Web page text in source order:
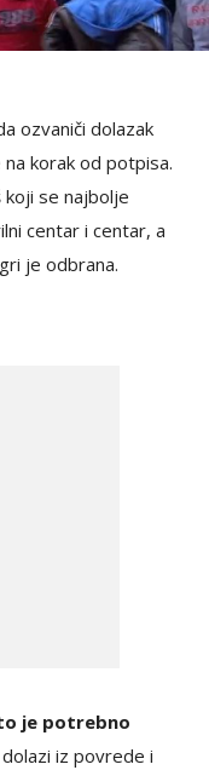
ozvaniči dolazak
korak od potpisa.
koji se najbolje
centar i centar, a
je odbrana.
je potrebno
iz povrede i